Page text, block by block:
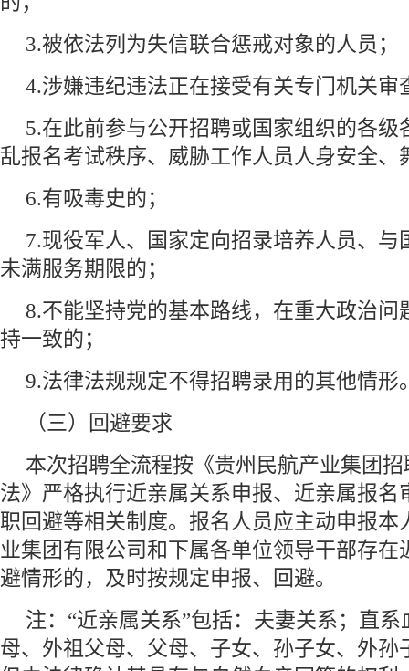
3.被依法列为失信联合惩戒对象的人员；
4.涉嫌违纪违法正在接受有关专门机关审
5.在此前参与公开招聘或国家组织的各级
乱报名考试秩序、威胁工作人员人身安全、
6.有吸毒史的；
7.现役军人、国家定向招录培养人员、与
未满服务期限的；
8.不能坚持党的基本路线，在重大政治问
持一致的；
9.法律法规规定不得招聘录用的其他情形
（三）回避要求
本次招聘全流程按《贵州民航产业集团
法》严格执行近亲属关系申报、近亲属报名
职回避等相关制度。报名人员应主动申报本
业集团有限公司和下属各单位领导干部存在
避情形的，及时按规定申报、回避。
注：“近亲属关系”包括：夫妻关系；直
母、外祖父母、父母、子女、孙子女、外孙